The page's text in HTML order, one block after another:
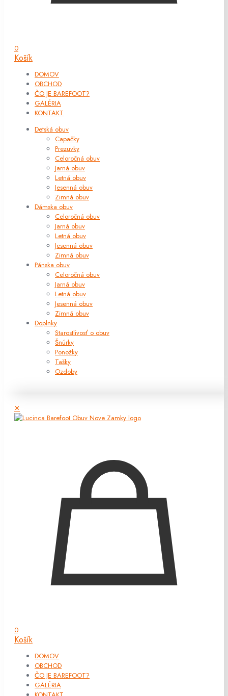
0
Košík
DOMOV
OBCHOD
ČO JE BAREFOOT?
GALÉRIA
KONTAKT
Detská obuv
Capačky
Prezuvky
Celoročná obuv
Jarná obuv
Letná obuv
Jesenná obuv
Zimná obuv
Dámska obuv
Celoročná obuv
Jarná obuv
Letná obuv
Jesenná obuv
Zimná obuv
Pánska obuv
Celoročná obuv
Jarná obuv
Letná obuv
Jesenná obuv
Zimná obuv
Doplnky
Starostlivosť o obuv
Šnúrky
Ponožky
Tašky
Ozdoby
✕
0
Košík
DOMOV
OBCHOD
ČO JE BAREFOOT?
GALÉRIA